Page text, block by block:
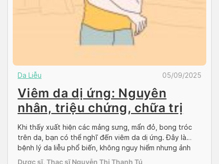
Da Liễu 05/09/2025
Viêm da dị ứng: Nguyên
nhân, triệu chứng, chữa trị
Khi thấy xuất hiện các mảng sưng, mẩn đỏ, bong tróc
trên da, bạn có thể nghĩ đến viêm da dị ứng. Đây là
bệnh lý da liễu phổ biến, không nguy hiểm nhưng ảnh
hưởng đến tính thẩm mỹ của người bệnh. Bài viết dưới
Dược sĩ, Thạc sĩ Nguyễn Thị Thanh Tú